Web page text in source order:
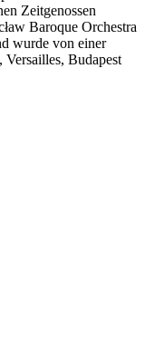
Zeitgenossen
Baroque Orchestra
wurde von einer
Versailles, Budapest